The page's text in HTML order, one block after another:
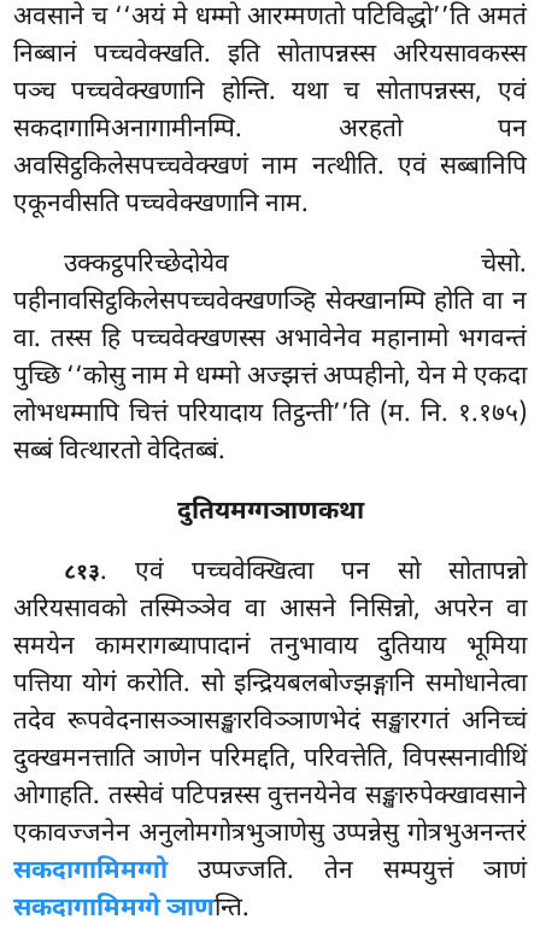
अवसाने च ‘‘अयं मे धम्मो आरम्मणतो पटिविद्धो’’ति अमतं
निब्बानं पच्चवेक्खति. इति सोतापन्नस्स अरियसावकस्स
पञ्च पच्चवेक्खणानि होन्ति. यथा च सोतापन्नस्स, एवं
सकदागामिअनागामीनम्पि. अरहतो पन
अवसिट्ठकिलेसपच्चवेक्खणं नाम नत्थीति. एवं सब्बानिपि
एकूनवीसति पच्चवेक्खणानि नाम.
उक्कट्ठपरिच्छेदोयेव चेसो.
पहीनावसिट्ठकिलेसपच्चवेक्खणञ्हि सेक्खानम्पि होति वा न
वा. तस्स हि पच्चवेक्खणस्स अभावेनेव महानामो भगवन्तं
पुच्छि ‘‘कोसु नाम मे धम्मो अज्झत्तं अप्पहीनो, येन मे एकदा
लोभधम्मापि चित्तं परियादाय तिट्ठन्ती’’ति (म. नि. १.१७५)
सब्बं वित्थारतो वेदितब्बं.
दुतियमग्गञाणकथा
८१३. एवं पच्चवेक्खित्वा पन सो सोतापन्नो
अरियसावको तस्मिञ्ञेव वा आसने निसिन्नो, अपरेन वा
समयेन कामरागब्यापादानं तनुभावाय दुतियाय भूमिया
पत्तिया योगं करोति. सो इन्द्रियबलबोज्झङ्गानि समोधानेत्वा
तदेव रूपवेदनासञ्ञासङ्खारविञ्ञाणभेदं सङ्खारगतं अनिच्चं
दुक्खमनत्ताति ञाणेन परिमद्दति, परिवत्तेति, विपस्सनावीथिं
ओगाहति. तस्सेवं पटिपन्नस्स वुत्तनयेनेव सङ्खारुपेक्खावसाने
एकावज्जनेन अनुलोमगोत्रभुञाणेसु उप्पन्नेसु गोत्रभुअनन्तरं
सकदागामिमग्गोउप्पज्जति. तेन सम्पयुत्तं ञाणं
सकदागामिमग्गे ञाणन्ति.